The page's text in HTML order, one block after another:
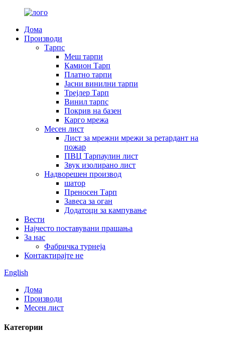
Дома
Производи
Тарпс
Меш тарпи
Камион Тарп
Платно тарпи
Јасни винилни тарпи
Трејлер Тарп
Винил тарпс
Покрив на базен
Карго мрежа
Месен лист
Лист за мрежни мрежи за ретардант на
пожар
ПВЦ Тарпаулин лист
Звук изолирано лист
Надворешен производ
шатор
Преносен Тарп
Завеса за оган
Додатоци за кампување
Вести
Најчесто поставувани прашања
За нас
Фабричка турнеја
Контактирајте не
English
Дома
Производи
Месен лист
Категории